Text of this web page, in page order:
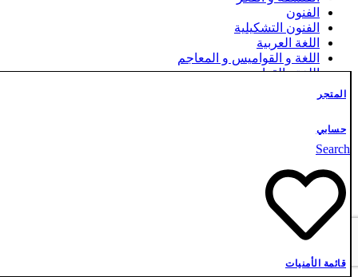
المتجر
حسابي
Search
قائمة الأمنيات
الفنون
الفنون التشكيلية
اللغة العربية
اللغة و القواميس و المعاجم
اللغة والقواميس
المعارف العامة
تاريخ العلوم – الطب
حكايات الفيل و النملة (ملونة) – أطفال
سلسلة أخلاق الإنسان (ملونة) – أطفال
سلسلة أمنيتي أن أكون – (ملونة) – أطفال
سلسلة الصحة والجمال
سلسلة الطبيعة هي الأصل (ملونة) – أطفال
سلسلة الغرفة المظلمة – أدب اليافعين والناشئة
سلسلة الفرسان الثلاثة – أدب اليافعين والناشئة
سلسلة المدن – (ملونة) – أطفال